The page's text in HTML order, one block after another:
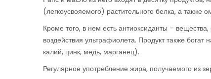
(легкоусвояемого) растительного белка, а
Кроме того, в нем есть антиоксиданты –
воздействия ультрафиолета. Продукт также
калий, цинк, медь, марганец).
Регулярное употребление жира, получаемого из